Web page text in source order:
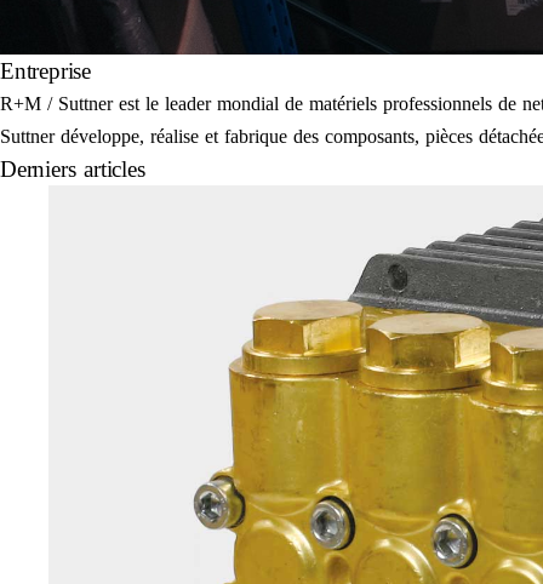
Entreprise
R+M / Suttner est le leader mondial de matériels professionnels de
Suttner développe, réalise et fabrique des composants, pièces
Derniers articles